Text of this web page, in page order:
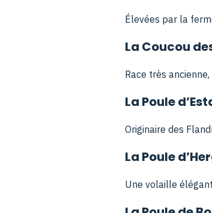
Élevées par la
La Coucou
Race très
La Poule
Originaire des
La Poule
Une volaille